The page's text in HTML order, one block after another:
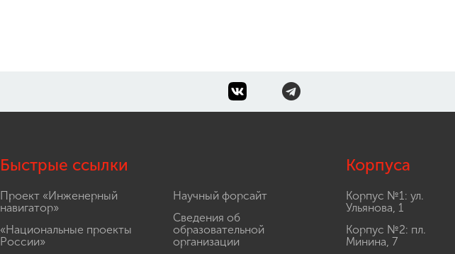
Быстрые ссылки
Проект «Инженерный
навигатор»
«Национальные проекты
России»
Научный форсайт
Сведения об
образовательной
организации
Корпуса
Корпус №1: ул.
Ульянова, 1
Корпус №2: пл.
Минина, 7